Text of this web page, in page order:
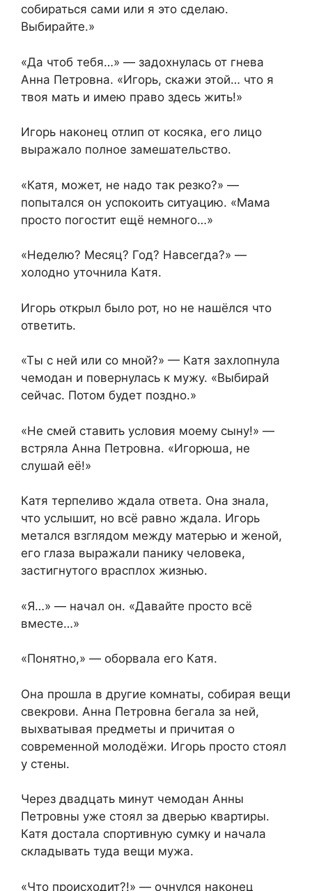
собираться сами или я это сделаю.
Выбирайте.»
«Да чтоб тебя…» — задохнулась от гнева
Анна Петровна. «Игорь, скажи этой… что я
твоя мать и имею право здесь жить!»
Игорь наконец отлип от косяка, его лицо
выражало полное замешательство.
«Катя, может, не надо так резко?» —
попытался он успокоить ситуацию. «Мама
просто погостит ещё немного…»
«Неделю? Месяц? Год? Навсегда?» —
холодно уточнила Катя.
Игорь открыл было рот, но не нашёлся что
ответить.
«Ты с ней или со мной?» — Катя захлопнула
чемодан и повернулась к мужу. «Выбирай
сейчас. Потом будет поздно.»
«Не смей ставить условия моему сыну!» —
встряла Анна Петровна. «Игорюша, не
слушай её!»
Катя терпеливо ждала ответа. Она знала,
что услышит, но всё равно ждала. Игорь
метался взглядом между матерью и женой,
его глаза выражали панику человека,
застигнутого врасплох жизнью.
«Я…» — начал он. «Давайте просто всё
вместе…»
«Понятно,» — оборвала его Катя.
Она прошла в другие комнаты, собирая вещи
свекрови. Анна Петровна бегала за ней,
выхватывая предметы и причитая о
современной молодёжи. Игорь просто стоял
у стены.
Через двадцать минут чемодан Анны
Петровны уже стоял за дверью квартиры.
Катя достала спортивную сумку и начала
складывать туда вещи мужа.
«Что происходит?!» — очнулся наконец